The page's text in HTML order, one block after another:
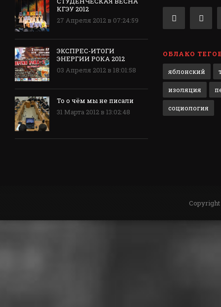
КГЭУ 2012
27 Апреля 2012 в 07:24:59
ЭКСПРЕС-ИТОГИ
ЭНЕРГИИ РОКА 2012
03 Апреля 2012 в 18:01:58
То о чём мы не писали
31 Марта 2012 в 13:02:48
ОБЛАКО
яблонский
изоляция
социология